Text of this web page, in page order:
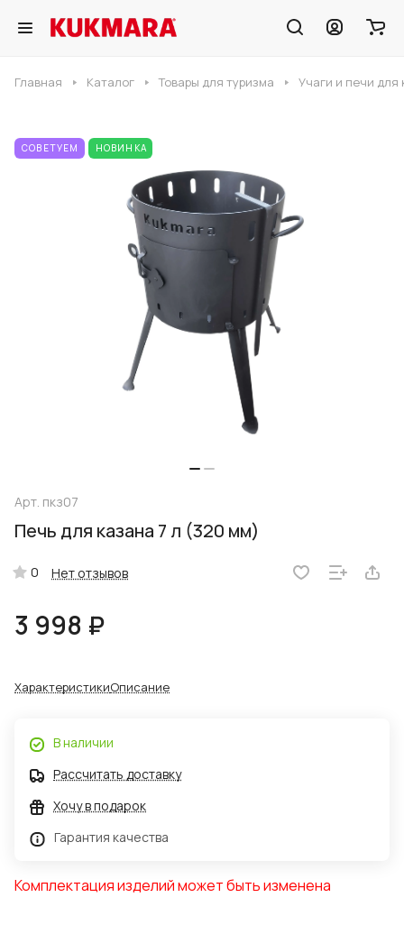
Главная Каталог Товары для туризма Учаги и печи для
СОВЕТУЕМ НОВИНКА
Арт. пкз07
Печь для казана 7 л (320 мм)
0 Нет отзывов
3 998 ₽
ХарактеристикиОписание
В наличии
Рассчитать доставку
Хочу в подарок
Гарантия качества
Комплектация изделий может быть изменена